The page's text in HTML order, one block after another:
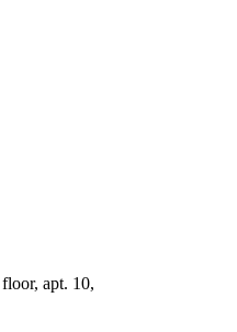
apt. 10,